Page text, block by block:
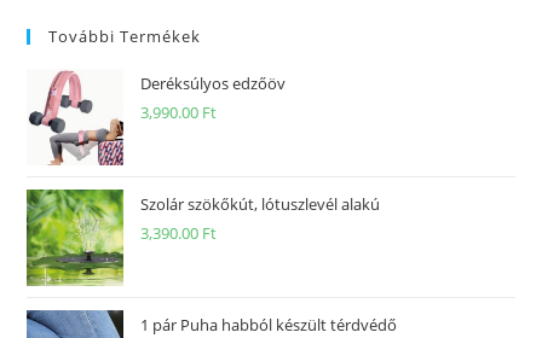
További Termékek
Deréksúlyos edzőöv
3,990.00 Ft
Szolár szökőkút, lótuszlevél alakú
3,390.00 Ft
1 pár Puha habból készült térdvédő